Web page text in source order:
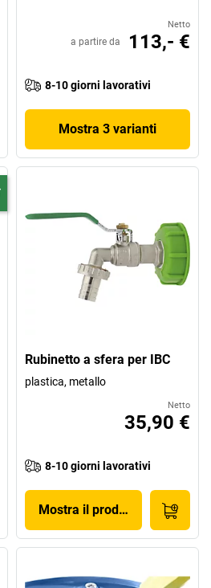
Netto
a partire da 113,- €
8-10 giorni lavorativi
Mostra 3 varianti
Rubinetto a sfera per IBC
plastica, metallo
Netto
35,90 €
8-10 giorni lavorativi
Mostra il prodotto